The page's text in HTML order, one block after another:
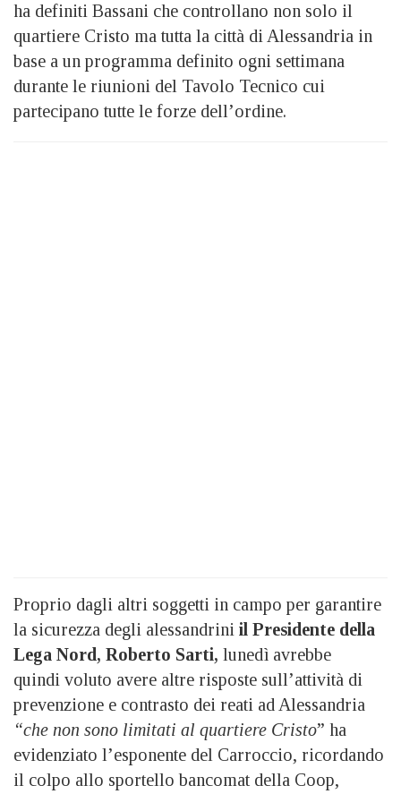
ha definiti Bassani che controllano non solo il
quartiere Cristo ma tutta la città di Alessandria in
base a un programma definito ogni settimana
durante le riunioni del Tavolo Tecnico cui
partecipano tutte le forze dell’ordine.
Proprio dagli altri soggetti in campo per garantire
la sicurezza degli alessandrini il Presidente della
Lega Nord, Roberto Sarti, lunedì avrebbe
quindi voluto avere altre risposte sull’attività di
prevenzione e contrasto dei reati ad Alessandria
“che non sono limitati al quartiere Cristo” ha
evidenziato l’esponente del Carroccio, ricordando
il colpo allo sportello bancomat della Coop,